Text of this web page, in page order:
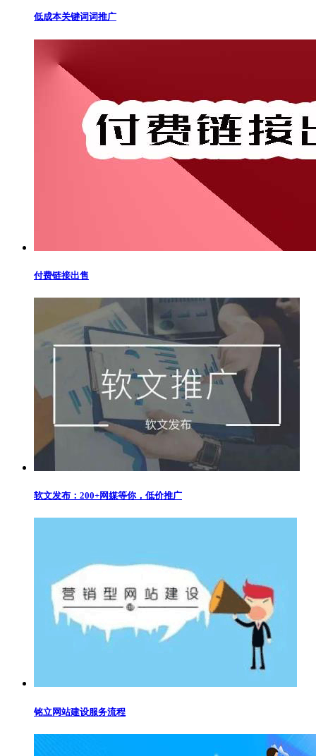
低成本关键词词推广
付费链接出售
软文发布：200+网媒等你，低价推广
铭立网站建设服务流程